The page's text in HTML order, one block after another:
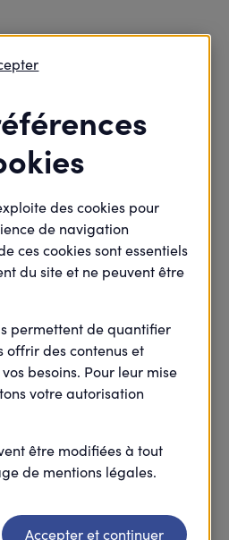
contacter
en compte.
votre inscription un email de
les informations de l'évènement.
supprimée.
votre désinscription un email de
des cookies pour
de navigation
ces cookies sont essentiels
du site et ne peuvent être
permettent de quantifier
offrir des contenus et
besoins. Pour leur mise
votre autorisation
être modifiées à tout
de mentions légales.
Accepter et continuer